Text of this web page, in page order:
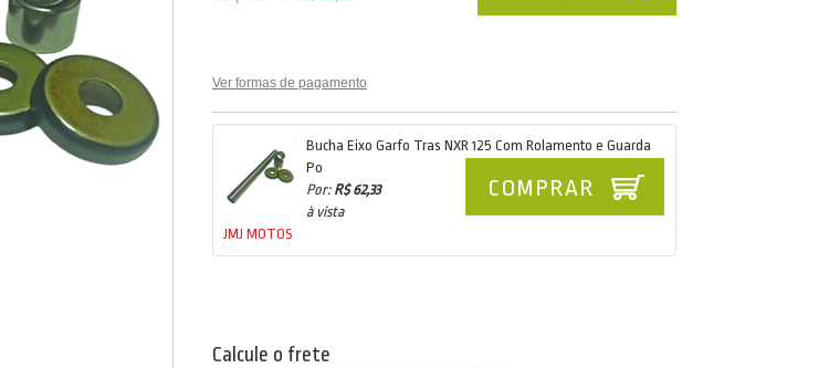
Ver formas de pagamento
Bucha Eixo Garfo Tras NXR 125 Com Rolamento e Guarda
Po
Por: R$ 62,33
à vista
COMPRAR
JMJ MOTOS
Calcule o frete